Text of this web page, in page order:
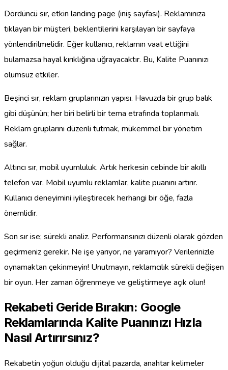
Dördüncü sır, etkin landing page (iniş sayfası). Reklamınıza
tıklayan bir müşteri, beklentilerini karşılayan bir sayfaya
yönlendirilmelidir. Eğer kullanıcı, reklamın vaat ettiğini
bulamazsa hayal kırıklığına uğrayacaktır. Bu, Kalite Puanınızı
olumsuz etkiler.
Beşinci sır, reklam gruplarınızın yapısı. Havuzda bir grup balık
gibi düşünün; her biri belirli bir tema etrafında toplanmalı.
Reklam gruplarını düzenli tutmak, mükemmel bir yönetim
sağlar.
Altıncı sır, mobil uyumluluk. Artık herkesin cebinde bir akıllı
telefon var. Mobil uyumlu reklamlar, kalite puanını artırır.
Kullanıcı deneyimini iyileştirecek herhangi bir öğe, fazla
önemlidir.
Son sır ise; sürekli analiz. Performansınızı düzenli olarak gözden
geçirmeniz gerekir. Ne işe yarıyor, ne yaramıyor? Verilerinizle
oynamaktan çekinmeyin! Unutmayın, reklamcılık sürekli değişen
bir oyun. Her zaman öğrenmeye ve geliştirmeye açık olun!
Rekabeti Geride Bırakın: Google
Reklamlarında Kalite Puanınızı Hızla
Nasıl Artırırsınız?
Rekabetin yoğun olduğu dijital pazarda, anahtar kelimeler